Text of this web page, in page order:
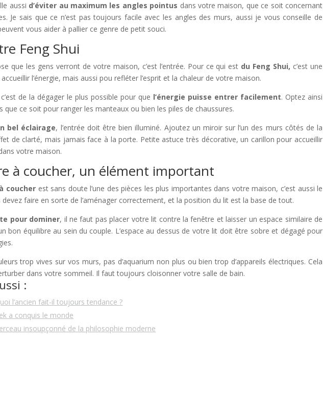
aussi d’éviter au maximum les angles pointus dans votre maison, que ce soit concernant
Je sais que ce n’est pas toujours facile avec les angles des murs, aussi je vous conseille de
vous aider à pallier ce genre de petit souci.
Feng Shui
gens verront de votre maison, c’est l’entrée. Pour ce qui est du Feng Shui, c’est une
l’énergie, mais aussi pou refléter l’esprit et la chaleur de votre maison.
la dégager le plus possible pour que l’énergie puisse entrer facilement. Optez ainsi
que ce soit pour ranger les manteaux ou bien les piles de chaussures.
bel éclairage, l’entrée doit être bien illuminé. Ajoutez un miroir sur l’un des murs côtés de la
de clarté, mais jamais face à la porte. Petite astuce très décorative, un carillon pour accueillir
votre maison.
à coucher, un élément important
coucher est sans doute l’une des pièces les plus importantes dans votre maison, c’est aussi le
devez faire en sorte de l’aménager correctement, et la position du lit est la base de tout.
pour dominer, il ne faut pas placer votre lit contre la fenêtre et laisser un espace similaire de
bon équilibre au sein du couple. L’espace au dessus de votre lit doit être sobre et dégagé pour
vives sur vos murs, pas d’aquarium non plus ou bien trop d’appareils électriques. Cela
dans votre sommeil. Il faut toujours cloisonner votre salle de bain.
:
l’ancien fait-il toujours tendance ?
a conquis le monde
insoupçonné de la philosophie moderne